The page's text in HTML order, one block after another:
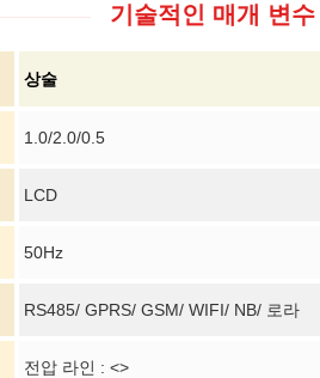
기술적인 매개 변
상술
1.0/2.0/0.5
LCD
50Hz
RS485/ GPRS/ GSM/ WIFI/ NB/ 로라
전압 라인 : <>